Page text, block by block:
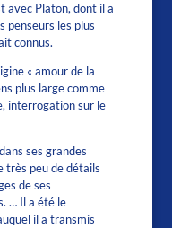
avec Platon, dont il a
penseurs les plus
connus.
« amour de la
plus large comme
interrogation sur le
ses grandes
très peu de détails
de ses
… Il a été le
il a transmis